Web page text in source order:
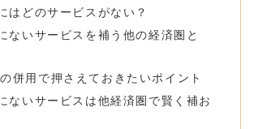
はどのサービスがない？
ないサービスを補う他の経済圏と
併用で押さえておきたいポイント
ないサービスは他経済圏で賢く補お